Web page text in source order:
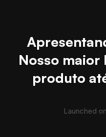
Nosso maior
produto
Launched on